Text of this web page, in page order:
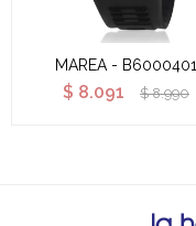
MAREA - B6000401
$ 8.091 $ 8.990